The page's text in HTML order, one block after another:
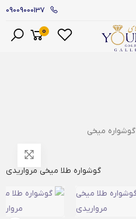
09009000137
0
گوشواره میخی